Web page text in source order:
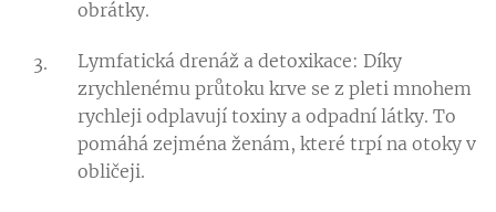
obrátky.
Lymfatická drenáž a detoxikace: Díky
zrychlenému průtoku krve se z pleti mnohem
rychleji odplavují toxiny a odpadní látky. To
pomáhá zejména ženám, které trpí na otoky v
obličeji.